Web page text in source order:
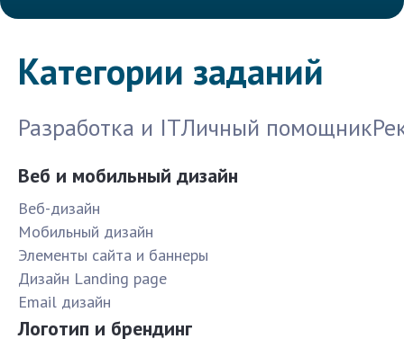
Категории заданий
Разработка и ITЛичный помощник
Веб и мобильный дизайн
Веб-дизайн
Мобильный дизайн
Элементы сайта и баннеры
Дизайн Landing page
Email дизайн
Логотип и брендинг